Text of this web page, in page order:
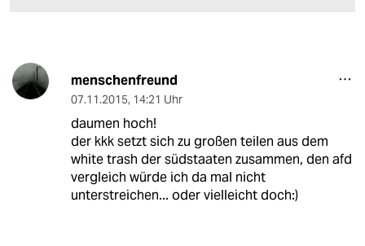
menschenfreund
07.11.2015, 14:21 Uhr
daumen hoch!
der kkk setzt sich zu großen teilen aus dem
white trash der südstaaten zusammen, den afd
vergleich würde ich da mal nicht
unterstreichen... oder vielleicht doch:)